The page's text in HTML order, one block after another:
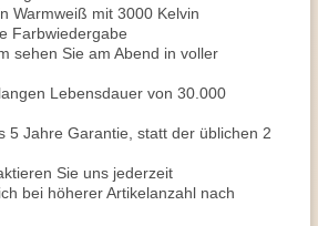
Warmweiß mit 3000 Kelvin
Farbwiedergabe
sehen Sie am Abend in voller
Lebensdauer von 30.000
5 Jahre Garantie, statt der üblichen 2
Sie uns jederzeit
bei höherer Artikelanzahl nach